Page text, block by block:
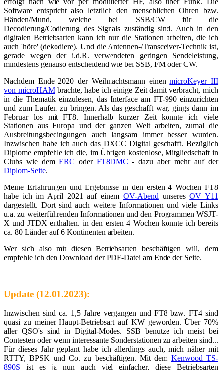
erfolgt nach wie vor per modulierter HF, also über Funk. Die
Software entspricht also letztlich den menschlichen Ohren bzw.
Händen/Mund, welche bei SSB/CW für die
Decodierung/Codierung des Signals zuständig sind. Auch in den
digitalen Betriebsarten kann ich nur die Stationen arbeiten, die ich
auch 'höre' (dekodiere). Und die Antennen-/Transceiver-Technik ist,
gerade wegen der i.d.R. verwendeten geringen Sendeleistung,
mindestens genauso entscheidend wie bei SSB, FM oder CW.
Nachdem Ende 2020 der Weihnachtsmann einenmicroKeyer III
von microHAMbrachte, habe ich einige Zeit damit verbracht, mich
in die Thematik einzulesen, das Interface am FT-990 einzurichten
und zum Laufen zu bringen. Als das geschafft war, gings dann im
Februar los mit FT8. Innerhalb kurzer Zeit konnte ich viele
Stationen aus Europa und der ganzen Welt arbeiten, zumal die
Ausbreitungsbedingungen auch langsam immer besser wurden.
Inzwischen habe ich auch das DXCC Digital geschafft. Bezüglich
Diplome empfehle ich die, im Übrigen kostenlose, Mitgliedschaft in
Clubs wie dem ERC oder FT8DMC - dazu aber mehr auf der
Diplom-Seite.
Meine Erfahrungen und Ergebnisse in den ersten 4 Wochen FT8
habe ich im April 2021 auf einem OV-Abend unseresOV Y11
dargestellt. Dort sind auch weitere Informationen und viele Links
u.a. zu weiterführenden Informationen und den Programmen WSJT-
X und JTDX enthalten. in den ersten 4 Wochen konnte ich bereits
ca. 80 Länder auf 6 Kontinenten arbeiten.
Wer sich also mit diesen Betriebsarten beschäftigen will, dem
empfehle ich den Download der PDF-Datei am Ende der Seite.
Update (12.01.2023):
Inzwischen sind ca. 1,5 Jahre vergangen und FT8 bzw. FT4 sind
quasi zu meiner Haupt-Betriebsart auf KW geworden. Über 70%
aller QSO's sind in Digital-Modes. SSB benutze ich meist bei
Contesten oder wenn interessante Sonderstationen zu arbeiten sind...
Für dieses Jahr geplant habe ich allerdings auch, mich näher mit
RTTY, BPSK und Co. zu beschäftigen. Mit dem Kenwood TS-
890S ist es ja nun auch viel einfacher, diese Betriebsarten